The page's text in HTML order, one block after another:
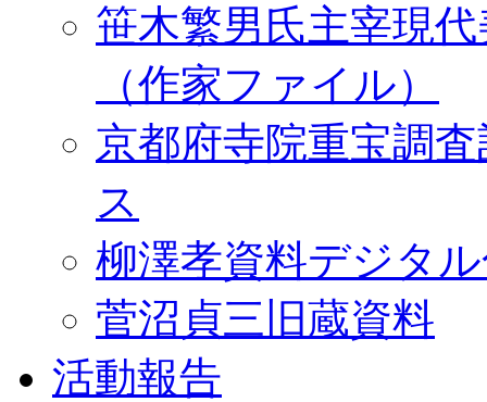
笹木繁男氏主宰現
（作家ファイル）
京都府寺院重宝調
ス
柳澤孝資料デジタ
菅沼貞三旧蔵資料
活動報告